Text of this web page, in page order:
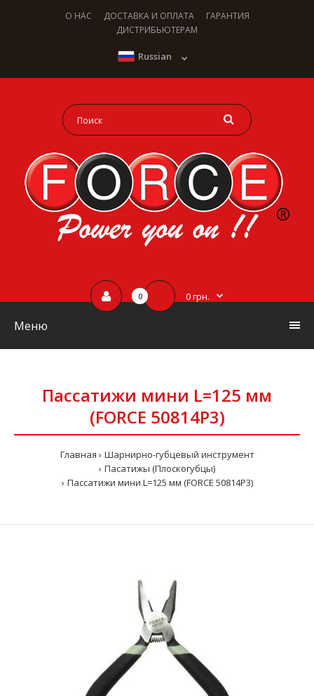
О НАС ДОСТАВКА И ОПЛАТА
ГАРАНТИЯ
ДИСТРИБЬЮТЕРАМ
Russian
0 0 грн.
Меню
Пассатижи мини L=125 мм
(FORCE 50814P3)
Главная
Шарнирно-губцевый инструмент
Пасатижы (Плоскогубцы)
Пассатижи мини L=125 мм (FORCE 50814P3)